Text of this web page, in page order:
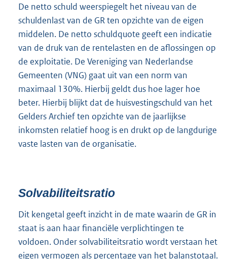
De netto schuld weerspiegelt het niveau van de
schuldenlast van de GR ten opzichte van de eigen
middelen. De netto schuldquote geeft een indicatie
van de druk van de rentelasten en de aflossingen op
de exploitatie. De Vereniging van Nederlandse
Gemeenten (VNG) gaat uit van een norm van
maximaal 130%. Hierbij geldt dus hoe lager hoe
beter. Hierbij blijkt dat de huisvestingschuld van het
Gelders Archief ten opzichte van de jaarlijkse
inkomsten relatief hoog is en drukt op de langdurige
vaste lasten van de organisatie.
Solvabiliteitsratio
Dit kengetal geeft inzicht in de mate waarin de GR in
staat is aan haar financiële verplichtingen te
voldoen. Onder solvabiliteitsratio wordt verstaan het
eigen vermogen als percentage van het balanstotaal.